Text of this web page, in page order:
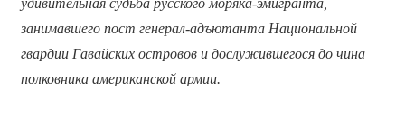
удивительная судьба русского моряка-эмигранта,
занимавшего пост генерал-адъютанта Национальной
гвардии Гавайских островов и дослужившегося до чина
полковника американской армии.